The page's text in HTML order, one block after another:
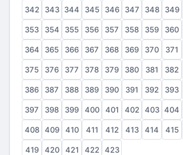
342 343 344 345 346 347 348 349
353 354 355 356 357 358 359 360
364 365 366 367 368 369 370 371
375 376 377 378 379 380 381 382
386 387 388 389 390 391 392 393
397 398 399 400 401 402 403 404
408 409 410 411 412 413 414 415
419 420 421 422 423